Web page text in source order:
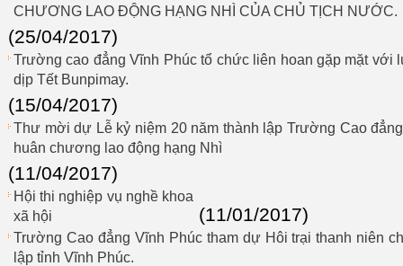
CHƯƠNG LAO ĐỘNG HẠNG NHÌ CỦA CHỦ TỊCH NƯỚC.
(25/04/2017)
Trường cao đẳng Vĩnh Phúc tổ chức liên hoan gặp mặt với
dịp Tết Bunpimay.
(15/04/2017)
Thư mời dự Lễ kỷ niệm 20 năm thành lập Trường Cao
huân chương lao động hạng Nhì
(11/04/2017)
Hội thi nghiệp vụ nghề khoa
xã hội
(11/01/2017)
Trường Cao đẳng Vĩnh Phúc tham dự Hôi trại thanh niên
lập tỉnh Vĩnh Phúc.